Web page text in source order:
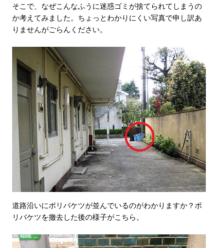
そこで、なぜこんなふうに迷惑ゴミが捨てられてしまうの
か考えてみました。ちょっとわかりにくい写真で申し訳あ
りませんがごらんください。
道路沿いにポリバケツが並んでいるのがわかりますか？ポ
リバケツを撤去した後の様子がこちら。